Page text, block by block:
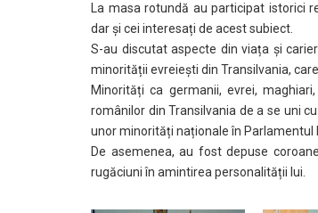
La masa rotundă au participat istorici
dar și cei interesați de acest subiect.
S-au discutat aspecte din viața și
minorității evreiești din Transilvania,
Minorități ca germanii, evrei,
românilor din Transilvania de a se uni
unor minorități naționale în Parlamentul
De asemenea, au fost depuse
rugăciuni în amintirea personalității lui.